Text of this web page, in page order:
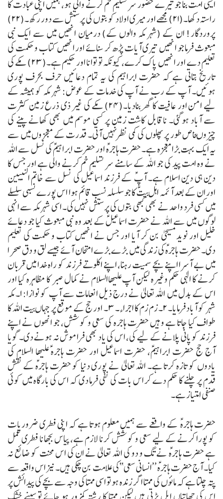
ایسی امت بنا جو تیرے حضور سر تسلیم خم کرنے والی ہو، ہمیں اپنی عبادت کا
راستہ دکھا۔(۲۱)
مجھے اور میری اولاد کو بتوں کی پرستش سے دور رکھ۔(۲۲)
پروردگار! ان کے (شہر مکہ والوں کے) درمیان انھیں میں سے ایک نبی
مبعوث فرما جو انھیں تیری آیات پڑھ کر سنائے اور انھیں کتاب و حکمت کی
تعلیم دے اور انھیں پاک کرے، کیونکہ تو توانا اور حکیم ہے۔(۲۳)
مکے کی
تاریخ بتاتی ہے کہ حضرت ابراہیم کی یہ تمام دعائیں حرف بحرف پوری
ہوئیں۔ آپ کے رب نے آپ کی خدمات کے عوض:شہر مکہ کو ہمیشہ کے
لیے امن اور عافیت کا گھر بنادیا۔(۲۴)
مکے کی غیر ذی ذرع زمین کثرت
سے آباد ہوگئی۔ ناقابل کاشت زمین پر کسی موسم میں بھی کھانے پینے کی
چیزوںخاص طور پر پھلوں کی کمی نظرنہیں آتی۔ قدرت کے معجزوں میں سے
یہ ایک بہت بڑا معجزہ ہے۔حضرت ہاجرہؑ اور حضرت ابراہیمؑ کی نسل سے اللہ
نے وہ امت پید کی جو اللہ کے سامنے سر تسلیم خم کرنے والی ہے اور جس کا
دین ہی دین اسلام ہے۔آپؑ کے فرزند اسماعیل کی نسل سے خاتم النبیین
اور ان کے بعد آئمہ اہل بیتؑ کا جو سلسلہ نسب قائم ہوا اس پورے نسبی سلسلے
میں کسی فرد واحد نے بھی کبھی بتوں کی پرستش نہیں کی۔اسی شہر مکہ سے انہی
لوگوں میں سے اللہ نے حضرت اسماعیلؑ کے بعد وہ نبی مبعوث کیا جو دعائے
خلیل اور نوید مسیحیٰ بن کر آیا اور جس نے انھیں کتاب و حکمت کی تعلیم
دی۔حضرت ہاجرہؑ کی زندگی میں بڑے بڑے امتحان آئے جیسے لق و دق صحرا
میں بے آسرا اپنے بچے سمیت رہنا، اپنے اکلوتے فرزند کو راہ خدا میں قربان
کرنے کا الٰہی حکم وغیرہ لیکن آپ علیھاالسلام نے کمال صبر کا مظاہرہ کیا اور
اس کے بدل میں اللہ تعالیٰ نے درج ذیل انعامات سے آپ کو نوازا: ۱۔ مکہ
شہر کو آباد فرمایا۔۲۔ زم زم کا اجراء۔
۳۔ اور حج کے موقع پر جہاں بیت اللہ کا
طواف کیا جاتا ہے وہیں حضرت ہاجرہ کی سعی و کوشش، جو انھوں نے اپنے
فرزند کو پانی پلانے کے لیے کی، اس کی یاد بھی فراموش نہ ہونے دی۔گویا
آج حج حضرت ابراہیمؑ، حضرت اسماعیل اور حضرت ہاجرہ ؑعلیھا السلام کی
یادوں کو تازہ کرتا ہے۔اللہ تعالیٰ نے پوری دنیا کو حضرت ہاجرہؑ کے نقش
قدم پر چلنے کا حکم دے کر اس بات کی نفی فرما دی کہ اس کی بارگاہ میں کوئی
صنفی امتیاز ہے۔
حضرت ہاجرہ ؑ کے واقعے سے ہمیں معلوم ہوتا ہے کہ اپنی فطری ضروریات
کو پورا کرنے کے لیے سعی و کوشش کرنا لازم ہے، پیاس بجھانا فطری عمل
ہے حضرت ہاجرہؑ نے تگ و دو کی اللہ تعالیٰ نے ان کی اس محنت کو ضائع نہ
کیا۔ آج حضرت ہاجرہؑ ’’انسانی سعی‘‘کی علامت بن چکی ہیں۔ نیز اس واقعہ سے
پتہ چلتا ہے کہ مائوں کی ممتا اگر زندہ ہو تو اسی ممتا کی وجہ سے بچے کی پیدائش پر